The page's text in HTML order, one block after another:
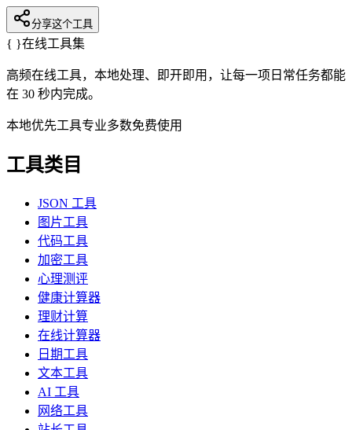
分享这个工具
{ }在线工具集
高频在线工具，本地处理、即开即用，让每一项日常任务都能
在 30 秒内完成。
本地优先工具专业多数免费使用
工具类目
JSON 工具
图片工具
代码工具
加密工具
心理测评
健康计算器
理财计算
在线计算器
日期工具
文本工具
AI 工具
网络工具